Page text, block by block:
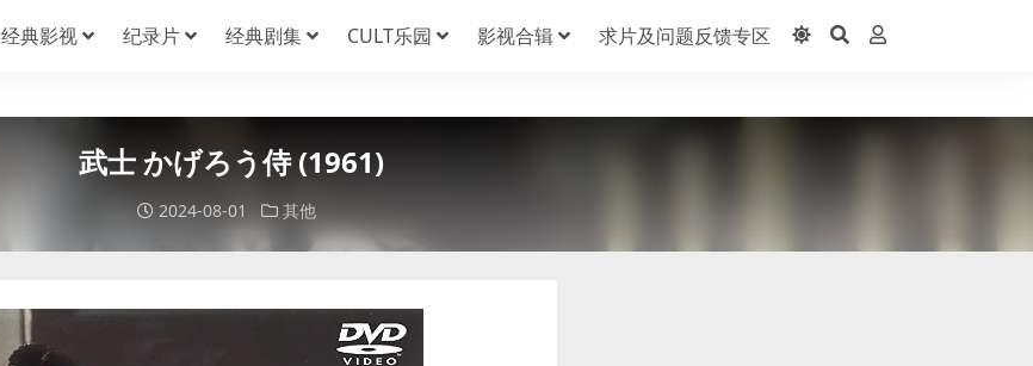
经典影视 纪录片 经典剧集 CULT乐园 影视合辑 求片及问题反馈专区
武士 かげろう侍 (1961)
2024-08-01 其他